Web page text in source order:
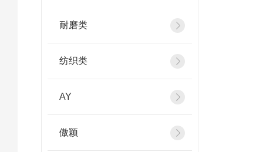
耐磨类
纺织类
AY
傲颖